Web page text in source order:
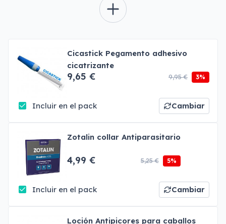
Cicastick Pegamento adhesivo
cicatrizante
9,65 € 9,95 € 3%
Incluir en el pack Cambiar
Zotalin collar Antiparasitario
4,99 € 5,25 € 5%
Incluir en el pack Cambiar
Loción Antipicores para caballos